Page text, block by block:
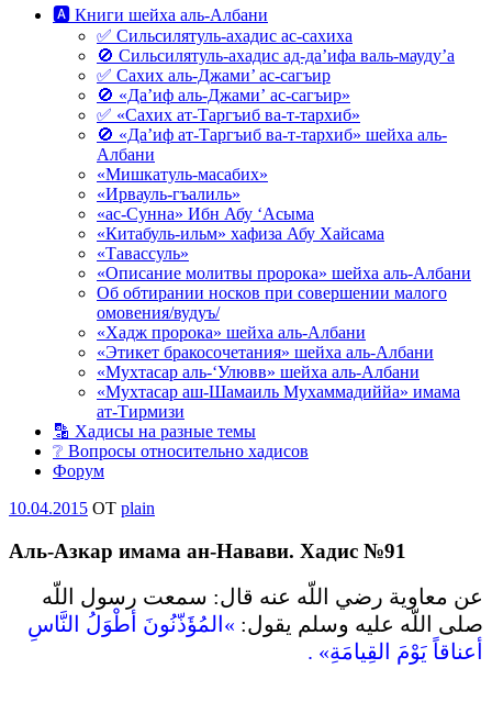
🅰 Книги шейха аль-Албани
✅ Сильсилятуль-ахадис ас-сахиха
🚫 Сильсилятуль-ахадис ад-да’ифа валь-мауду’а
✅ Сахих аль-Джами’ ас-сагъир
🚫 «Да’иф аль-Джами’ ас-сагъир»
✅ «Сахих ат-Таргъиб ва-т-тархиб»
🚫 «Да’иф ат-Таргъиб ва-т-тархиб» шейха аль-
Албани
«Мишкатуль-масабих»
«Ирвауль-гъалиль»
«ас-Сунна» Ибн Абу ‘Асыма
«Китабуль-ильм» хафиза Абу Хайсама
«Тавассуль»
«Описание молитвы пророка» шейха аль-Албани
Об обтирании носков при совершении малого
омовения/вудуъ/
«Хадж пророка» шейха аль-Албани
«Этикет бракосочетания» шейха аль-Албани
«Мухтасар аль-‘Улювв» шейха аль-Албани
«Мухтасар аш-Шамаиль Мухаммадиййа» имама
ат-Тирмизи
🔡 Хадисы на разные темы
❔ Вопросы относительно хадисов
Форум
Опубликовано
10.04.2015 OT plain
Аль-Азкар имама ан-Навави. Хадис №91
عن معاوية رضي اللّه عنه قال‏:‏ سمعت رسول اللّه
صلى اللّه عليه وسلم يقول‏:‏ ‏»‏المُؤَذّنُونَ أطْوَلُ النَّاسِ
أعناقاً يَوْمَ القِيامَةِ‏»‏ ‏.‏